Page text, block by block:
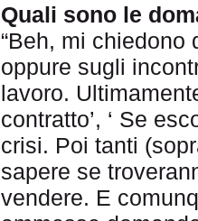
Quali sono le
“Beh, mi chiedono
oppure sugli
lavoro.
contratto’, ‘ Se
crisi. Poi tanti
sapere se
vendere. E